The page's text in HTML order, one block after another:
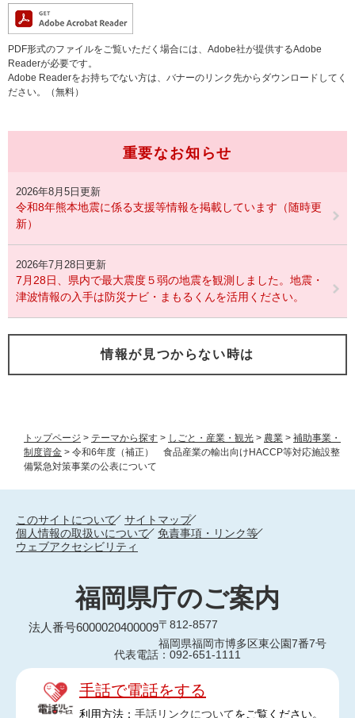
トップページ > テーマから探す > しごと・産業・観光 > 農業 > 補助事業・
制度資金 > 令和6年度（補正） 食品産業の輸出向けHACCP等対応施設整
備緊急対策事業の公表について
PDF形式のファイルをご覧いただく場合には、Adobe社が提供するAdobe
Readerが必要です。
Adobe Readerをお持ちでない方は、バナーのリンク先からダウンロードしてく
ださい。（無料）
重要なお知らせ
2026年8月5日更新
令和8年熊本地震に係る支援等情報を掲載しています（随時更
新）
2026年7月28日更新
7月28日、県内で最大震度５弱の地震を観測しました。地震・
津波情報の入手は防災ナビ・まもるくんを活用ください。
情報が見つからない時は
このサイトについて
サイトマップ
個人情報の取扱いについて
免責事項・リンク等
ウェブアクセシビリティ
福岡県庁のご案内
法人番号6000020400009〒812-8577
福岡県福岡市博多区東公園7番7号
代表電話：092-651-1111
手話で電話をする
利用方法： 手話リンクについてをご覧ください。